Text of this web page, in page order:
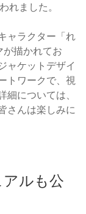
れました。
ャラクター「れ
描かれてお
ャケットデザイ
トワークで、視
については、
さんは楽しみに
ルも公